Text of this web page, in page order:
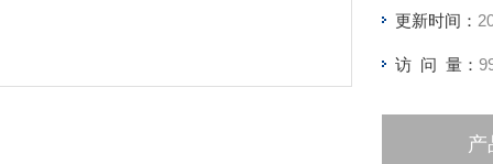
更新时间：
访 问 量：
产